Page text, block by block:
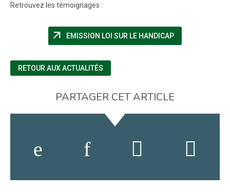
Retrouvez les témoignages :
arrow_outward EMISSION LOI SUR LE HANDICAP(NOUVELLE
RETOUR AUX ACTUALITÉS
PARTAGER CET ARTICLE